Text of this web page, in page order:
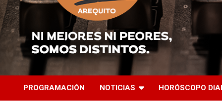
PROGRAMACIÓN NOTICIAS HORÓSCOPO